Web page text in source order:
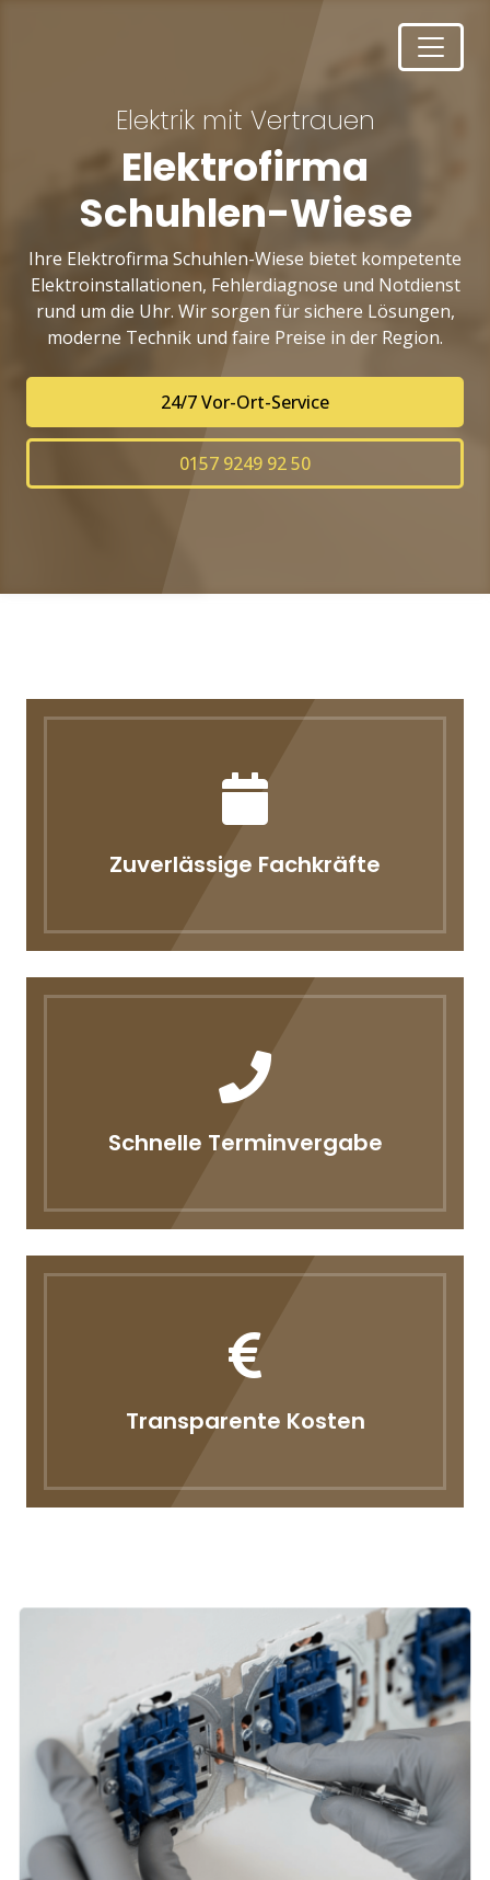
Elektrik mit Vertrauen
Elektrofirma
Schuhlen-Wiese
Ihre Elektrofirma Schuhlen-Wiese bietet kompetente
Elektroinstallationen, Fehlerdiagnose und Notdienst
rund um die Uhr. Wir sorgen für sichere Lösungen,
moderne Technik und faire Preise in der Region.
24/7 Vor-Ort-Service
0157 9249 92 50
Zuverlässige Fachkräfte
Schnelle Terminvergabe
Transparente Kosten